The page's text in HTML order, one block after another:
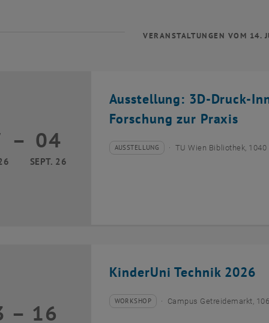
VERANSTALTUNGEN VOM 14.
Ausstellung: 3D-Druck-
Forschung zur Praxis
17 März 2026 bis 04 September 2026
– 04
SEPT. 26
Veranstaltungstyp:
AUSSTELLUNG
Veranstaltungsort: TU Wien Bibliothek,
KinderUni Technik 2026
13 Juli 2026 bis 16 Juli 2026
– 16 Veranstaltungstyp:
WORKSHOP
Veranstaltungsort:Campus Getreidemarkt,